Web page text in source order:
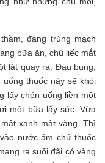
đang trúng mạch
bữa ăn, chủ liếc mắt
lát quay ra. Đau bụng,
thuốc này sẽ khỏi
lấy chén uống liền một
một bữa lấy sức. Vừa
xanh mật vàng. Thì
nước ấm chứ thuốc
ra suối đãi có vàng